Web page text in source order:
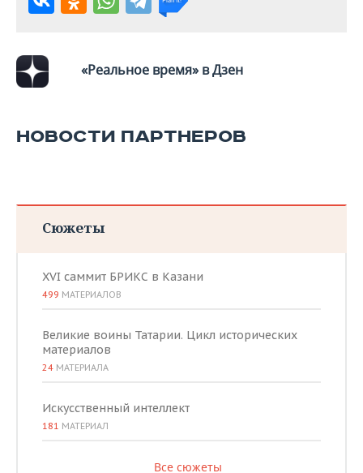
«Реальное время» в Дзен
НОВОСТИ ПАРТНЕРОВ
Сюжеты
XVI саммит БРИКС в Казани
499 МАТЕРИАЛОВ
Великие воины Татарии. Цикл исторических
материалов
24 МАТЕРИАЛА
Искусственный интеллект
181 МАТЕРИАЛ
Все сюжеты